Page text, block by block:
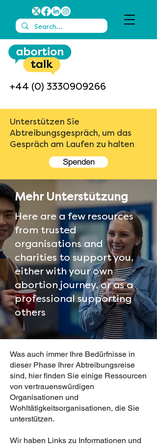
+44 (0) 3330909266
Unterstützen Sie
Abtreibungsgespräch, um das
Gespräch am Laufen zu halten
Spenden
Mehr Unterstützung
Here are a few resources
from trusted
organisations and
charities to support you,
either with your own
abortion journey, or as a
professional supporting
others
Was auch immer Ihre Bedürfnisse in
dieser Phase Ihrer Abtreibungsreise
sind, hier finden Sie einige Ressourcen
von vertrauenswürdigen
Organisationen und
Wohltätigkeitsorganisationen, die Sie
unterstützen.
Wir haben Links zu Informationen und